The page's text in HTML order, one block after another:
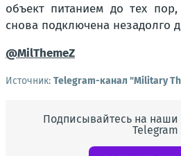
объект питанием до тех
снова подключена незадолго
@MilThemeZ
Источник: Telegram-канал "Military
Подписывайтесь на
Telegram